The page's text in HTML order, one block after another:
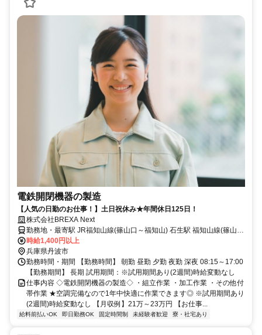
電鉄開閉機器の製造
【人気の日勤のお仕事！】土日祝休み★年間休日125日！
株式会社BREXA Next
勤務地・最寄駅 JR福知山線(篠山口～福知山) 石生駅 福知山線(篠山口
～福知山)/石生駅,車,10分 ★工場敷地内に無料駐車場あり
時給1,400円以上
兵庫県丹波市
勤務時間・期間 【勤務時間】 朝勤 昼勤 夕勤 夜勤 深夜 08:15～17:00
【勤務期間】 長期 試用期間：※試用期間あり(2週間)時給変動なし
仕事内容 ◇電鉄開閉機器の製造◇ ・組立作業 ・加工作業 ・その他付
帯作業 ★空調完備なので1年中快適に作業できます◎ ※試用期間あり
(2週間)時給変動なし 【月収例】21万～23万円 【お仕事...
給料前払いOK 即日勤務OK 固定時間制 未経験者歓迎 寮・社宅あり